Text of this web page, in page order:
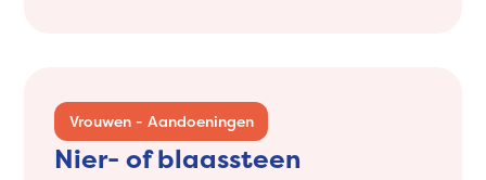
Vrouwen - Aandoeningen
Nier- of blaassteen